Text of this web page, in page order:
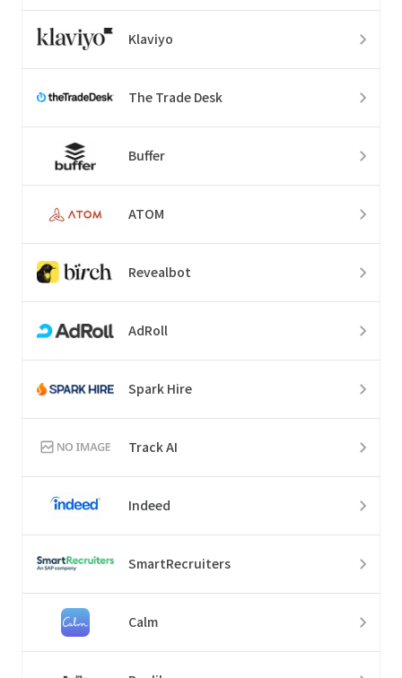
Klaviyo
The Trade Desk
Buffer
ATOM
Revealbot
AdRoll
Spark Hire
Track AI
Indeed
SmartRecruiters
Calm